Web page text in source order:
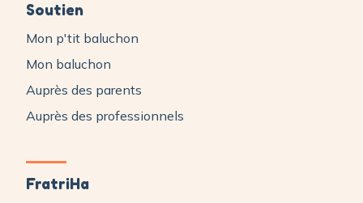
Soutien
Mon p'tit baluchon
Mon baluchon
Auprès des parents
Auprès des professionnels
FratriHa